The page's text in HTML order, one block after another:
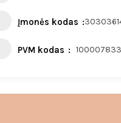
Įmonės kodas
PVM kodas